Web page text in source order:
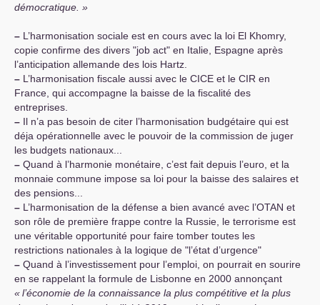
démocratique.
– L’harmonisation sociale est en cours avec la loi El Khomry,
copie confirme des divers "job act" en Italie, Espagne après
l’anticipation allemande des lois Hartz.
– L’harmonisation fiscale aussi avec le CICE et le CIR en
France, qui accompagne la baisse de la fiscalité des
entreprises.
– Il n’a pas besoin de citer l’harmonisation budgétaire qui est
déja opérationnelle avec le pouvoir de la commission de juger
les budgets nationaux...
– Quand à l’harmonie monétaire, c’est fait depuis l’euro, et la
monnaie commune impose sa loi pour la baisse des salaires et
des pensions...
– L’harmonisation de la défense a bien avancé avec l’OTAN et
son rôle de première frappe contre la Russie, le terrorisme est
une véritable opportunité pour faire tomber toutes les
restrictions nationales à la logique de "l’état d’urgence"
– Quand à l’investissement pour l’emploi, on pourrait en sourire
en se rappelant la formule de Lisbonne en 2000 annonçant
«l’économie de la connaissance la plus compétitive et la plus